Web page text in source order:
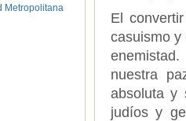
El
casuismo y
nuestra
absoluta y
judíos y
Metropolitana